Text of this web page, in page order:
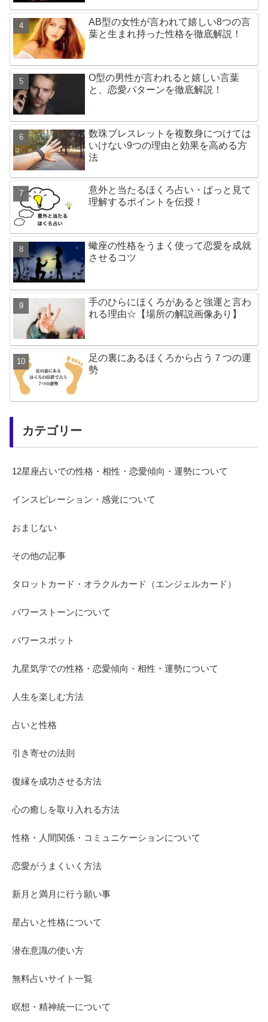
AB型の女性が言われて嬉しい8つの言
葉と生まれ持った性格を徹底解説！
O型の男性が言われると嬉しい言葉
と、恋愛パターンを徹底解説！
数珠ブレスレットを複数身につけては
いけない9つの理由と効果を高める方
法
意外と当たるほくろ占い・ぱっと見て
理解するポイントを伝授！
蠍座の性格をうまく使って恋愛を成就
させるコツ
手のひらにほくろがあると強運と言わ
れる理由☆【場所の解説画像あり】
足の裏にあるほくろから占う７つの運
勢
カテゴリー
12星座占いでの性格・相性・恋愛傾向・運勢について
インスピレーション・感覚について
おまじない
その他の記事
タロットカード・オラクルカード（エンジェルカード）
パワーストーンについて
パワースポット
九星気学での性格・恋愛傾向・相性・運勢について
人生を楽しむ方法
占いと性格
引き寄せの法則
復縁を成功させる方法
心の癒しを取り入れる方法
性格・人間関係・コミュニケーションについて
恋愛がうまくいく方法
新月と満月に行う願い事
星占いと性格について
潜在意識の使い方
無料占いサイト一覧
瞑想・精神統一について